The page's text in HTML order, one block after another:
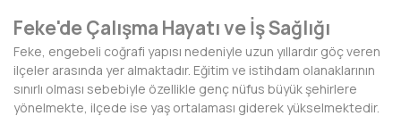
DENİZLİ
DİYARBAKIR
DÜZCE
Feke'de Çalışma Hayatı ve İş Sağlığı
Feke, engebeli coğrafi yapısı nedeniyle uzun yıllardır göç veren
ilçeler arasında yer almaktadır. Eğitim ve istihdam olanaklarının
sınırlı olması sebebiyle özellikle genç nüfus büyük şehirlere
yönelmekte, ilçede ise yaş ortalaması giderek yükselmektedir.